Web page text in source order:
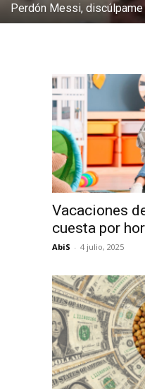
Perdón Messi,
Vacaciones
cuesta por
AbiS - 4 julio, 2025